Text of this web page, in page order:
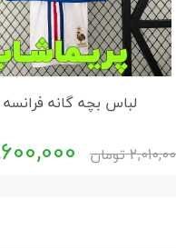
لباس بچه گانه فرانسه 1998
تومان